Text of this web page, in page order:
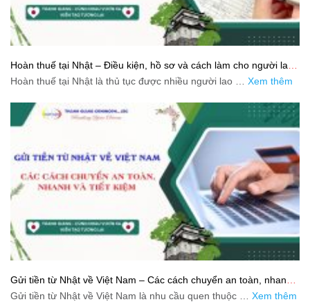
Hoàn thuế tại Nhật – Điều kiện, hồ sơ và cách làm cho người lao
động
Hoàn thuế tại Nhật là thủ tục được nhiều người lao … Xem thêm
Gửi tiền từ Nhật về Việt Nam – Các cách chuyển an toàn, nhanh
và tiết kiệm
Gửi tiền từ Nhật về Việt Nam là nhu cầu quen thuộc … Xem thêm